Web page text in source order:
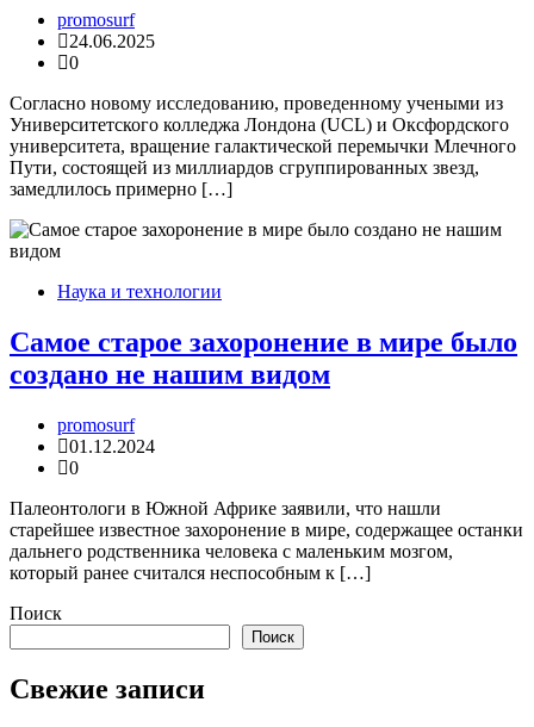
promosurf
24.06.2025
0
Согласно новому исследованию, проведенному учеными из
Университетского колледжа Лондона (UCL) и Оксфордского
университета, вращение галактической перемычки Млечного
Пути, состоящей из миллиардов сгруппированных звезд,
замедлилось примерно […]
Наука и технологии
Самое старое захоронение в мире было
создано не нашим видом
promosurf
01.12.2024
0
Палеонтологи в Южной Африке заявили, что нашли
старейшее известное захоронение в мире, содержащее останки
дальнего родственника человека с маленьким мозгом,
который ранее считался неспособным к […]
Поиск
Поиск
Свежие записи